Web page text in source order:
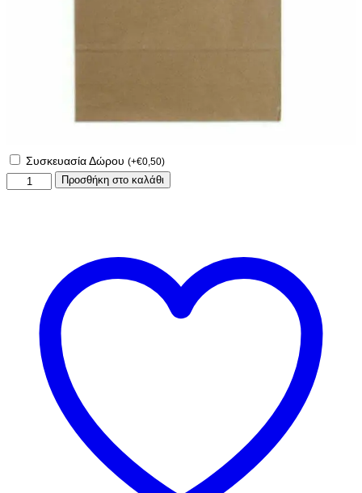
Συσκευασία Δώρου (+€0,50)
ΧριστουγεννιάτικοΠροσθήκη στο καλάθι